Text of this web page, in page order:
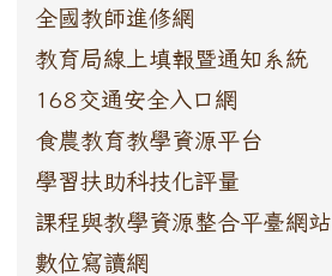
全國教師進修網
教育局線上填報暨通知系統
168交通安全入口網
食農教育教學資源平台
學習扶助科技化評量
課程與教學資源整合平臺網站
數位寫讀網